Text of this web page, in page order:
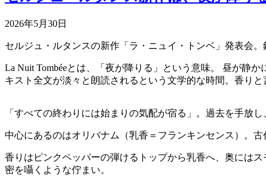
2026年5月30日
セルジュ・ルタンスの新作「ラ・ニュイ・トンベ」発表会。
La Nuit Tombéeとは、「夜が降りる」という意味。 昼が静
キスト全文が淡々と朗読されるという文学的な時間。香り
「すべての終わりには始まりの気配が宿る」。過去を手放
中心にあるのはオリバナム（乳香＝フランキンセンス）。
香りはピンクペッパーの弾けるトップから乳香へ、奥には
密を囁くような佇まい。